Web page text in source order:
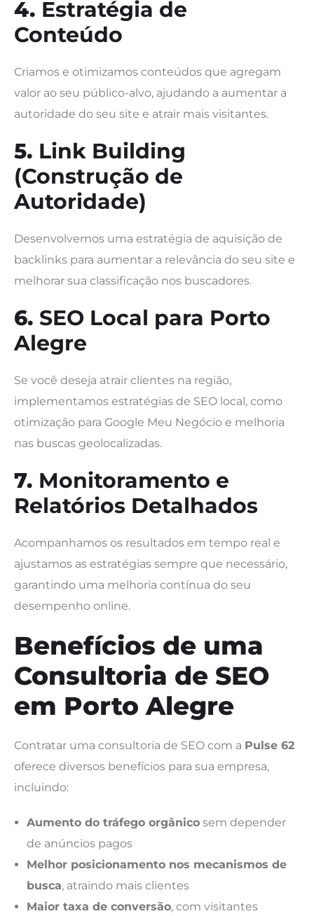
4. Estratégia de
Conteúdo
Criamos e otimizamos conteúdos que agregam
valor ao seu público-alvo, ajudando a aumentar a
autoridade do seu site e atrair mais visitantes.
5. Link Building
(Construção de
Autoridade)
Desenvolvemos uma estratégia de aquisição de
backlinks para aumentar a relevância do seu site e
melhorar sua classificação nos buscadores.
6. SEO Local para Porto
Alegre
Se você deseja atrair clientes na região,
implementamos estratégias de SEO local, como
otimização para Google Meu Negócio e melhoria
nas buscas geolocalizadas.
7. Monitoramento e
Relatórios Detalhados
Acompanhamos os resultados em tempo real e
ajustamos as estratégias sempre que necessário,
garantindo uma melhoria contínua do seu
desempenho online.
Benefícios de uma
Consultoria de SEO
em Porto Alegre
Contratar uma consultoria de SEO com a Pulse 62
oferece diversos benefícios para sua empresa,
incluindo:
Aumento do tráfego orgânico sem depender
de anúncios pagos
Melhor posicionamento nos mecanismos de
busca, atraindo mais clientes
Maior taxa de conversão, com visitantes